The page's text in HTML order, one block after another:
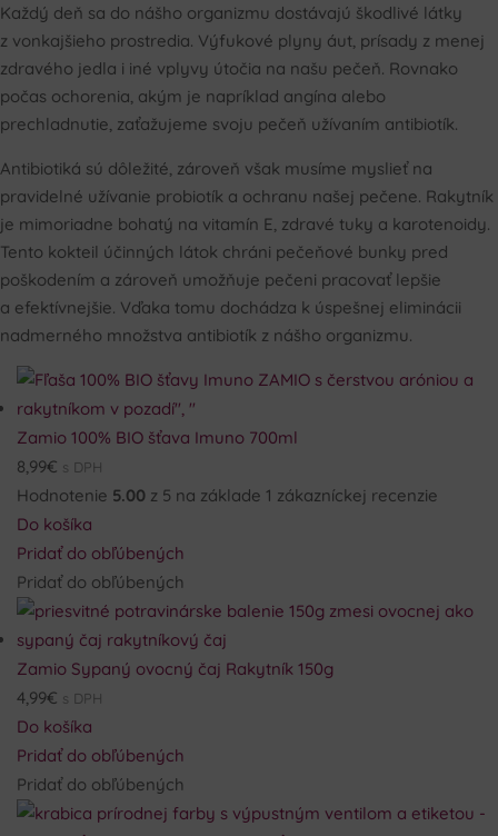
Každý deň sa do nášho organizmu dostávajú škodlivé látky
z vonkajšieho prostredia. Výfukové plyny áut, prísady z menej
zdravého jedla i iné vplyvy útočia na našu pečeň. Rovnako
počas ochorenia, akým je napríklad angína alebo
prechladnutie, zaťažujeme svoju pečeň užívaním antibiotík.
Antibiotiká sú dôležité, zároveň však musíme myslieť na
pravidelné užívanie probiotík a ochranu našej pečene. Rakytník
je mimoriadne bohatý na vitamín E, zdravé tuky a karotenoidy.
Tento kokteil účinných látok chráni pečeňové bunky pred
poškodením a zároveň umožňuje pečeni pracovať lepšie
a efektívnejšie. Vďaka tomu dochádza k úspešnej eliminácii
nadmerného množstva antibiotík z nášho organizmu.
Zamio 100% BIO šťava Imuno 700ml
8,99€ s DPH
Hodnotenie 5.00 z 5 na základe 1 zákazníckej recenzie
Do košíka
Pridať do obľúbených
Pridať do obľúbených
Zamio Sypaný ovocný čaj Rakytník 150g
4,99€ s DPH
Do košíka
Pridať do obľúbených
Pridať do obľúbených